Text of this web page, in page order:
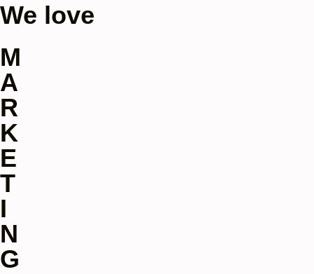
We love
M
A
R
K
E
T
I
N
G